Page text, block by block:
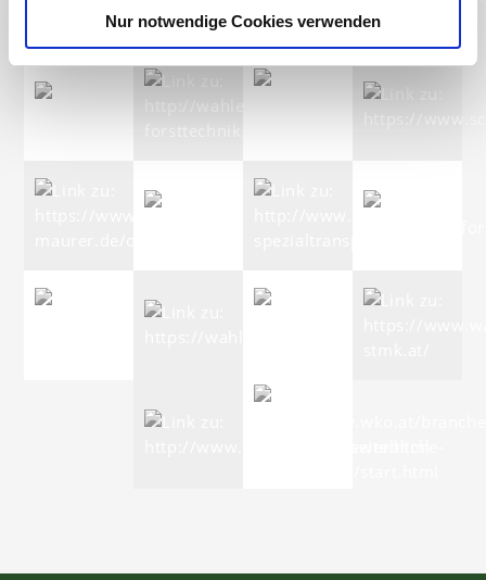
Nur notwendige Cookies verwenden